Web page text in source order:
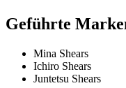
Geführte
Mina Shears
Ichiro Shears
Juntetsu Shears